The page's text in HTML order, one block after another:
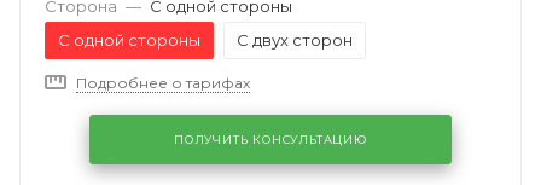
Сторона — С одной стороны
С одной стороны
С двух сторон
Подробнее о тарифах
ПОЛУЧИТЬ КОНСУЛЬТАЦИЮ